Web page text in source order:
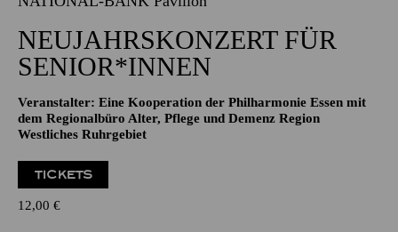
11:00 - 12:00
NATIONAL-BANK Pavillon
NEUJAHRSKONZERT FÜR
SENIOR*INNEN
dem Regionalbüro Alter, Pflege und Demenz Region
Westliches Ruhrgebiet